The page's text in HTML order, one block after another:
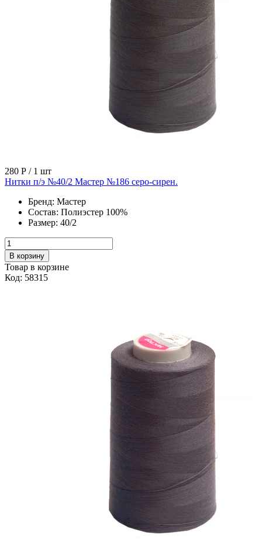
280 Р / 1 шт
Нитки п/э №40/2 Мастер №186 серо-сирен.
Бренд: Мастер
Состав: Полиэстер 100%
Размер: 40/2
В корзину
Товар в корзине
Код: 58315